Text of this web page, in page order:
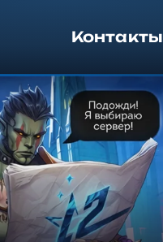
Контакты